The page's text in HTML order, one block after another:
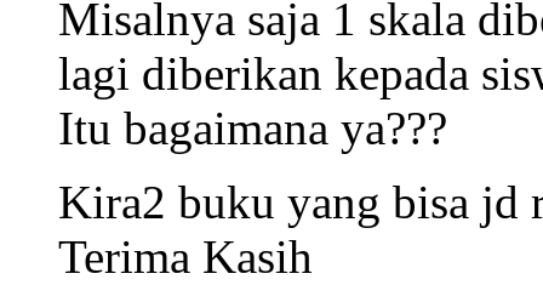
Misalnya saja 1 skala
lagi diberikan kepada
Itu bagaimana ya???
Kira2 buku yang bisa jd
Terima Kasih